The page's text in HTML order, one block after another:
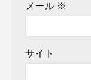
メール ※
サイト